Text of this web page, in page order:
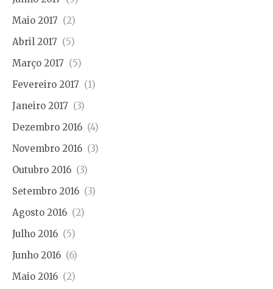
Maio 2017 (2)
Abril 2017 (5)
Março 2017 (5)
Fevereiro 2017 (1)
Janeiro 2017 (3)
Dezembro 2016 (4)
Novembro 2016 (3)
Outubro 2016 (3)
Setembro 2016 (3)
Agosto 2016 (2)
Julho 2016 (5)
Junho 2016 (6)
Maio 2016 (2)